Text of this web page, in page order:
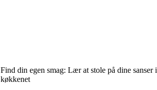
Find din egen smag: Lær at stole på dine sanser i
køkkenet